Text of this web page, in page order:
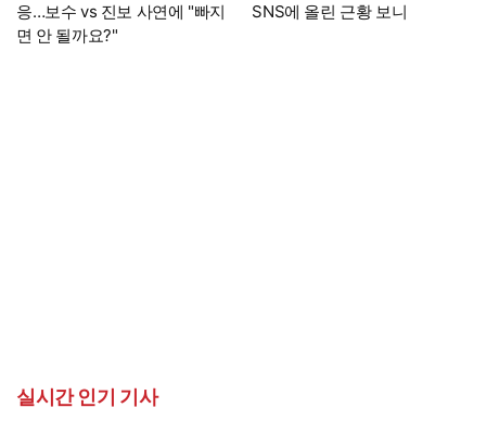
응…보수 vs 진보 사연에 "빠지
면 안 될까요?"
SNS에 올린 근황 보니
실시간 인기 기사